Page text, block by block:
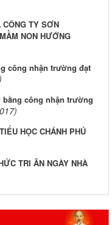
TY SƠN
NON HƯỚNG
công nhận trường đạt
công nhận trường
HỌC CHÁNH PHÚ
TRI ÂN NGÀY NHÀ